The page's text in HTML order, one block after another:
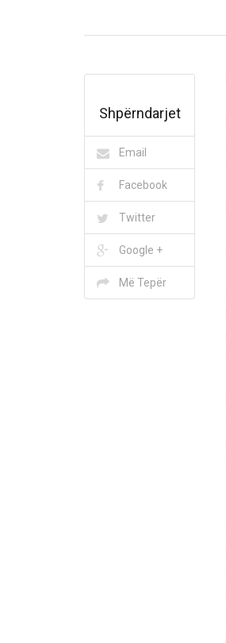
Shpërndarjet
Email
Facebook
Twitter
Google +
Më Tepër